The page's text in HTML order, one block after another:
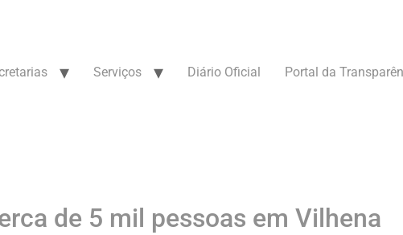
Serviços Diário Oficial Portal da
de 5 mil pessoas em Vilhena